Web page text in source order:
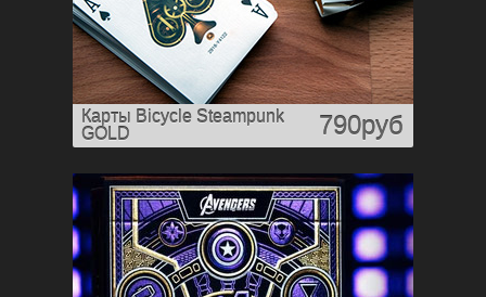
Карты Bicycle Steampunk
GOLD
790руб